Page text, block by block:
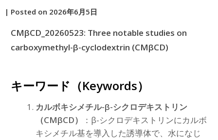
by
| Posted on 2026年6月5日
CMβCD_20260523: Three notable studies on
carboxymethyl-β-cyclodextrin (CMβCD)
キーワード（Keywords）
カルボキシメチル-β-シクロデキストリン
（CMβCD）
：β-シクロデキストリンにカルボ
キシメチル基を導入した誘導体で、水になじ